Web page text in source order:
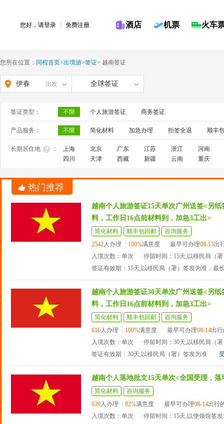
您好，请登录 免费注册 酒店 机票 火车
您所在位置： 同程首页>出境游>签证> 越南签证
伊春 出发 全球签证
签证类型： 不限 个人旅游签证 商务签证
产品服务： 不限 简化材料 加急办理 拒签全退 顺丰
长期居住地 ： 上海 北京 广东 江苏 浙江
河南
四川
天津 西藏 新疆 云南 重庆
热门推荐
越南个人旅游签证15天单次广州送签<另
料，工作日16点前材料到，加急3工出>
简化材料 顺丰包回邮
咨询服务
2542人办理 100%满意度 最早可办理08-15出
入境次数：单次
停留时间：15天,以移民局（
签证有效期：15天,以移民局（署）签发为准，最
越南个人旅游签证30天单次广州送签<另
料，工作日16点前材料到，加急3工出>
简化材料 顺丰包回邮
咨询服务
616人办理 100%满意度 最早可办理08-14出
入境次数：单次
停留时间：30天,以移民局（
签证有效期：30天,以移民局（署）签发为准
越南个人落地批文15天单次<全国受理，
简化材料
咨询服务
639人办理 82%满意度 最早可办理08-14出行
入境次数：单次
停留时间：15天,以使领馆签